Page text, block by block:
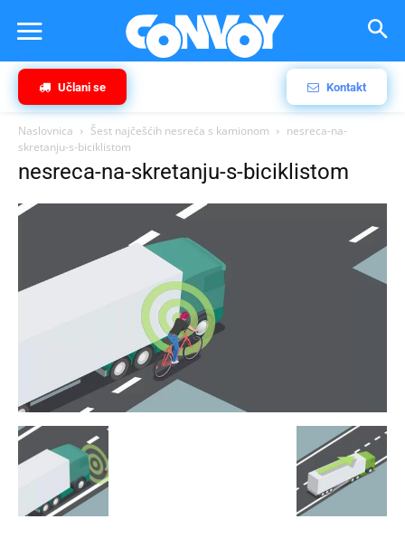
Učlani se Kontakt
Naslovnica Šest najčešćih nesreća s kamionom
nesreca-na-
skretanju-s-biciklistom
nesreca-na-skretanju-s-biciklistom